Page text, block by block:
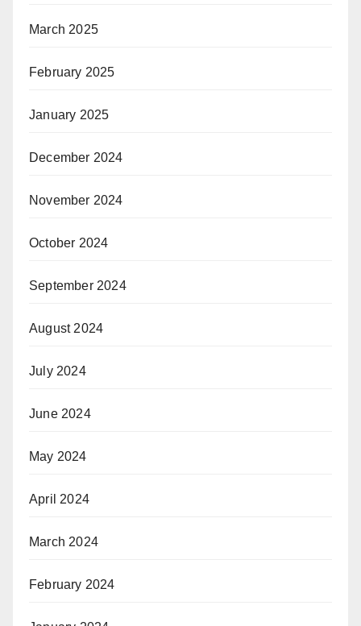
March 2025
February 2025
January 2025
December 2024
November 2024
October 2024
September 2024
August 2024
July 2024
June 2024
May 2024
April 2024
March 2024
February 2024